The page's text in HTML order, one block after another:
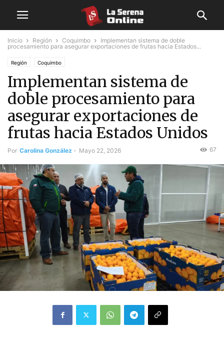
Inicio Región Coquimbo
Implementan sistema de doble
procesamiento para asegurar exportaciones de frutas hacia Estados...
Región Coquimbo
Implementan sistema de
doble procesamiento para
asegurar exportaciones de
frutas hacia Estados Unidos
Por Carolina González - Mayo 22, 2026 67